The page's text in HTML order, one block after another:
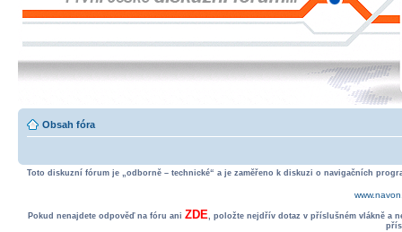
Obsah fóra
Toto diskuzní fórum je „odborně – technické“ a je zaměřeno k diskuzi o navigačních
Pokud nenajdete odpověď na fóru ani ZDE, položte nejdřív dotaz v příslušném vlákně a